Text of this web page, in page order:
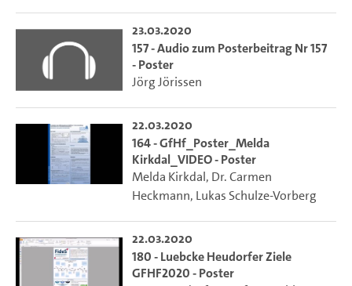
23.03.2020
157 - Audio zum Posterbeitrag Nr 157
- Poster
Jörg Jörissen
22.03.2020
164 - GfHf_Poster_Melda
Kirkdal_VIDEO - Poster
Melda Kirkdal, Dr. Carmen
Heckmann, Lukas Schulze-Vorberg
22.03.2020
180 - Luebcke Heudorfer Ziele
GFHF2020 - Poster